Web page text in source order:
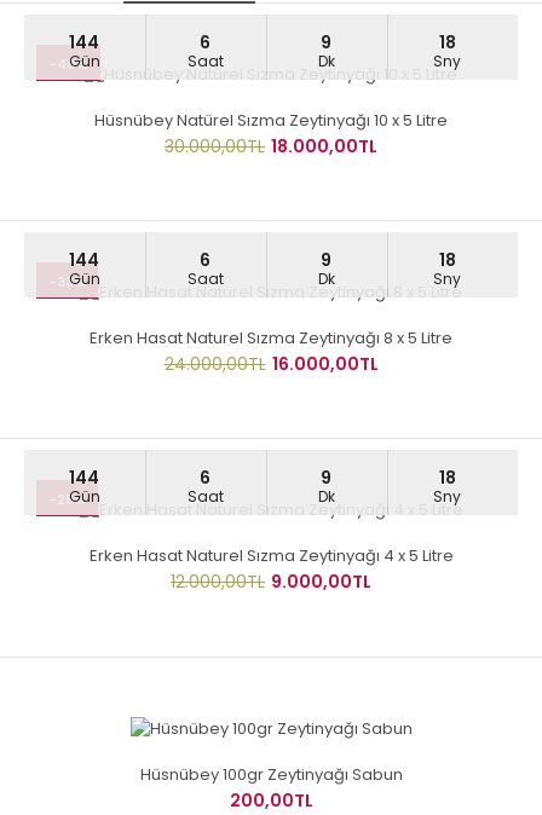
-40%
144
Gün
6
Saat
9
Dk
17
Sny
Hüsnübey Natürel Sızma Zeytinyağı 10 x 5 Litre
30.000,00TL 18.000,00TL
-33%
144
Gün
6
Saat
9
Dk
17
Sny
Erken Hasat Naturel Sızma Zeytinyağı 8 x 5 Litre
24.000,00TL 16.000,00TL
-25%
144
Gün
6
Saat
9
Dk
17
Sny
Erken Hasat Naturel Sızma Zeytinyağı 4 x 5 Litre
12.000,00TL 9.000,00TL
Hüsnübey 100gr Zeytinyağı Sabun
200,00TL